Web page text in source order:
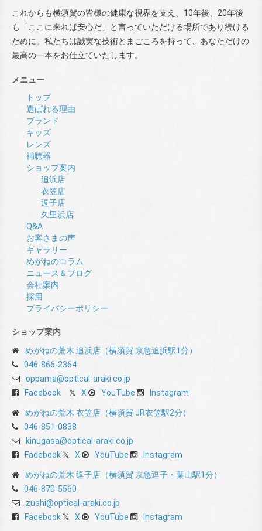
これからも横須賀の皆様の健康な視界を支え、10年後、20年後
も「ここに来れば安心だ」と言っていただける場所であり続ける
ために。私たちは誠実な技術とまごころを持って、あなただけの
最高の一本をお仕立ていたします。
メニュー
トップ
選ばれる理由
ブランド
キッズ
レンズ
補聴器
ショップ案内
追浜店
衣笠店
逗子店
久里浜店
Q&A
お客さまの声
ギャラリー
めがねのコラム
ニュース＆ブログ
会社案内
採用
プライバシーポリシー
ショップ案内
めがねの荒木 追浜店（横須賀 京急追浜駅1分）
046-866-2364
oppama@optical-araki.co.jp
Facebook
X YouTube Instagram
めがねの荒木 衣笠店（横須賀 JR衣笠駅2分）
046-851-0838
kinugasa@optical-araki.co.jp
Facebook
X YouTube Instagram
めがねの荒木 逗子店（横須賀 京急逗子・葉山駅1分）
046-870-5560
zushi@optical-araki.co.jp
Facebook
X YouTube Instagram